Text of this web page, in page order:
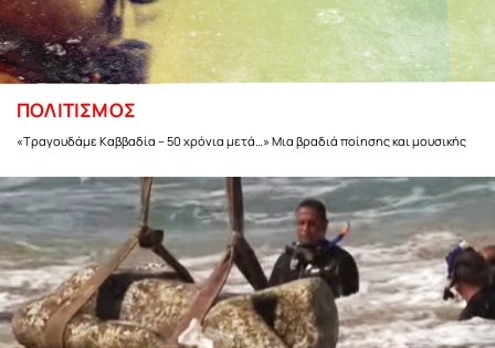
ΠΟΛΙΤΙΣΜΟΣ
«Τραγουδάμε Καββαδία – 50 χρόνια μετά…» Μια βραδιά ποίησης και μουσικής